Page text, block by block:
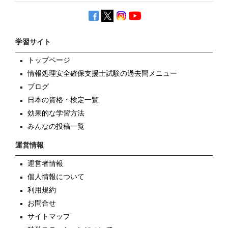
学習サイト
トップページ
情報処理安全確保支援士試験の過去問メニュー
ブログ
日本の資格・検定一覧
効果的な学習方法
みんなの投稿一覧
運営情報
運営者情報
個人情報について
利用規約
お問合せ
サイトマップ